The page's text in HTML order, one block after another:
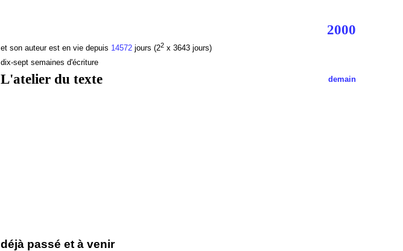
2000
et son auteur est en vie depuis 14572jours (22x 3643 jours)
dix-sept semaines d'écriture
L'atelier du texte demain
déjà passé et à venir